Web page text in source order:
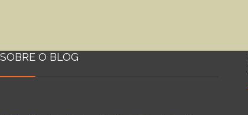
SOBRE O BLOG